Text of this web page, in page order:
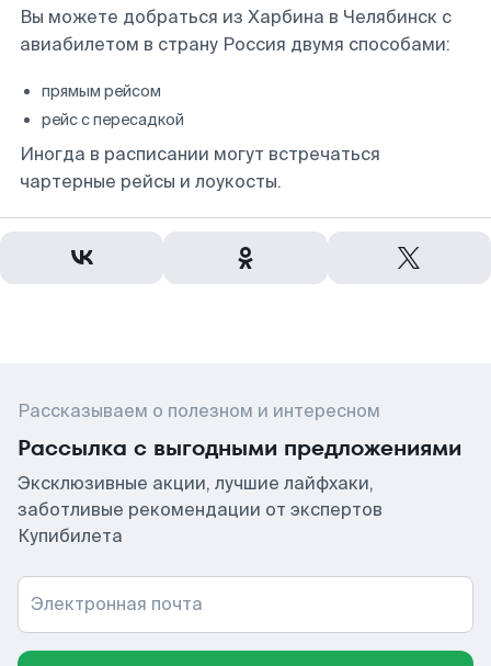
Вы можете добраться из Харбина в Челябинск с
авиабилетом в страну Россия двумя способами:
прямым рейсом
рейс с пересадкой
Иногда в расписании могут встречаться
чартерные рейсы и лоукосты.
Рассказываем о полезном и интересном
Рассылка с выгодными предложениями
Эксклюзивные акции, лучшие лайфхаки,
заботливые рекомендации от экспертов
Купибилета
Электронная почта